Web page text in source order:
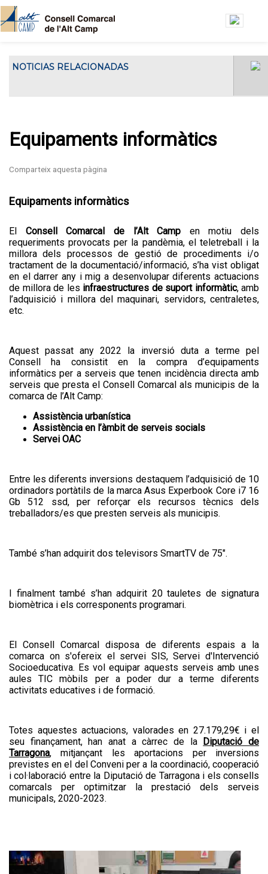
NOTICIAS RELACIONADAS
Comarcal
Servei de transport escolar
tarifat curs 2026-2027
A partir del dia 27 de juliol s'obrirà el...
El TROS FEST reuneix prop
La primera edició del TROS FEST –
Festival...
Equipaments informàtics
Equipaments informàtics
El Consell Comarcal de l’Alt Camp en motiu dels
requeriments provocats per la pandèmia, el teletreball i la
millora dels processos de gestió de procediments i/o
tractament de la documentació/informació, s’ha vist obligat
en el darrer any i mig a desenvolupar diferents actuacions
de millora de les infraestructures de suport informàtic, amb
l’adquisició i millora del maquinari, servidors, centraletes,
etc.
Aquest passat any 2022 la inversió duta a terme pel
Consell ha consistit en la compra d’equipaments
informàtics per a serveis que tenen incidència directa amb
serveis que presta el Consell Comarcal als municipis de la
comarca de l’Alt Camp:
Assistència urbanística
Assistència en l’àmbit de serveis socials
Servei OAC
Entre les diferents inversions destaquem l’adquisició de 10
ordinadors portàtils de la marca Asus Experbook Core i7 16
Gb 512 ssd, per reforçar els recursos tècnics dels
treballadors/es que presten serveis als municipis.
També s’han adquirit dos televisors SmartTV de 75".
I finalment també s’han adquirit 20 tauletes de signatura
biomètrica i els corresponents programari.
El Consell Comarcal disposa de diferents espais a la
comarca on s'ofereix el servei SIS, Servei d'Intervenció
Socioeducativa. Es vol equipar aquests serveis amb unes
aules TIC mòbils per a poder dur a terme diferents
activitats educatives i de formació.
Totes aquestes actuacions, valorades en 27.179,29€ i el
seu finançament, han anat a càrrec de la Diputació de
Tarragona, mitjançant les aportacions per inversions
previstes en el del Conveni per a la coordinació, cooperació
i col·laboració entre la Diputació de Tarragona i els consells
comarcals per optimitzar la prestació dels serveis
municipals, 2020-2023.